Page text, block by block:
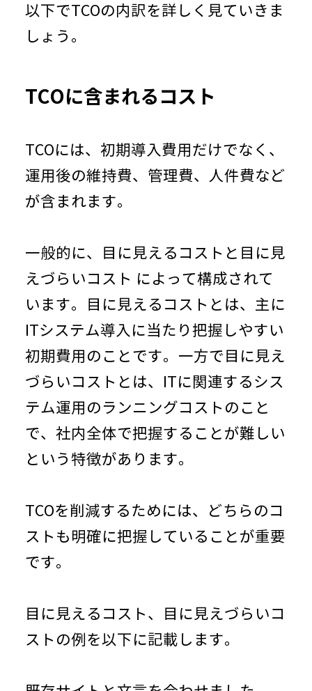
以下でTCOの内訳を詳しく見ていきま
しょう。
TCOに含まれるコスト
TCOには、初期導入費用だけでなく、
運用後の維持費、管理費、人件費など
が含まれます。
一般的に、目に見えるコストと目に見
えづらいコスト によって構成されて
います。目に見えるコストとは、主に
ITシステム導入に当たり把握しやすい
初期費用のことです。一方で目に見え
づらいコストとは、 ITに関連するシス
テム運用のランニングコストのこと
で、社内全体で把握することが難しい
という特徴があります。
TCOを削減するためには、どちらのコ
ストも明確に把握していることが重要
です。
目に見えるコスト、目に見えづらいコ
ストの例を以下に記載します。